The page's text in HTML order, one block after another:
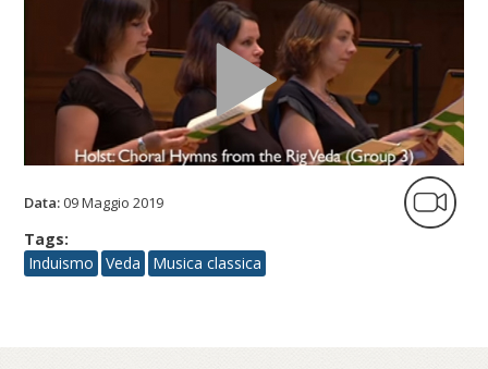
Data:09 Maggio 2019
Tags:
Induismo
Veda Musica classica